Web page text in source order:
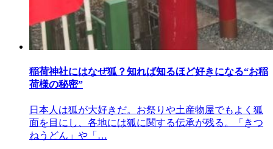
稲荷神社にはなぜ狐？知れば知るほど好きになる“お稲
荷様の秘密”
日本人は狐が大好きだ。お祭りや土産物屋でもよく狐
面を目にし、各地には狐に関する伝承が残る。「きつ
ねうどん」や「…